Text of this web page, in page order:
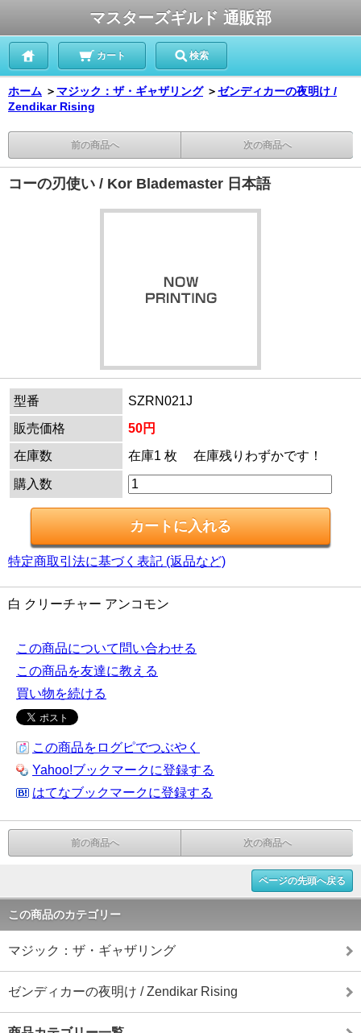
マスターズギルド 通販部
カート 検索
ホーム ＞ マジック：ザ・ギャザリング ＞ゼンディカーの夜明け /
Zendikar Rising
前の商品へ 次の商品へ
コーの刃使い / Kor Blademaster 日本語
型番
SZRN021J
販売価格
50円
在庫数
在庫1 枚 在庫残りわずかです！
購入数
特定商取引法に基づく表記 (返品など)
白 クリーチャー アンコモン
この商品について問い合わせる
この商品を友達に教える
買い物を続ける
この商品をログピでつぶやく
Yahoo!ブックマークに登録する
はてなブックマークに登録する
前の商品へ 次の商品へ
ページの先頭へ戻る
この商品のカテゴリー
マジック：ザ・ギャザリング
ゼンディカーの夜明け / Zendikar Rising